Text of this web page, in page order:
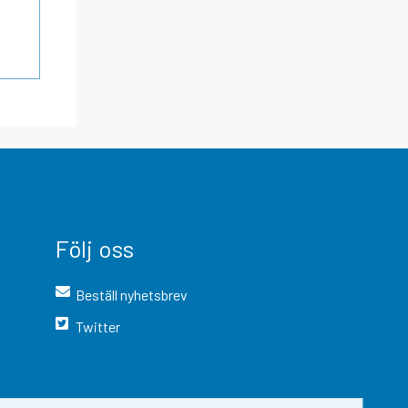
Följ oss
Beställ nyhetsbrev
Twitter